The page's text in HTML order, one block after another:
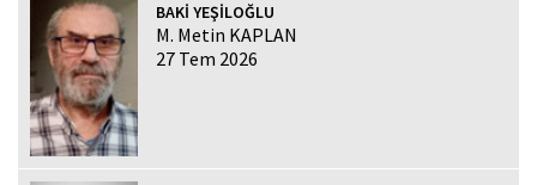
BAKİ YEŞİLOĞLU
M. Metin KAPLAN
27 Tem 2026